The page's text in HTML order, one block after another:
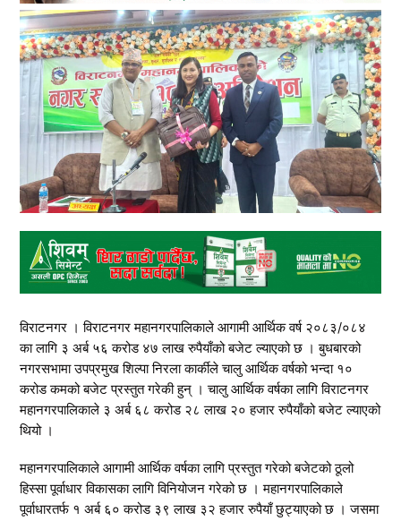
विराटनगर । विराटनगर महानगरपालिकाले आगामी आर्थिक वर्ष २०८३/०८४
का लागि ३ अर्ब ५६ करोड ४७ लाख रुपैयाँको बजेट ल्याएको छ । बुधबारको
नगरसभामा उपप्रमुख शिल्पा निरला कार्कीले चालु आर्थिक वर्षको भन्दा १०
करोड कमको बजेट प्रस्तुत गरेकी हुन् । चालु आर्थिक वर्षका लागि विराटनगर
महानगरपालिकाले ३ अर्ब ६८ करोड २८ लाख २० हजार रुपैयाँको बजेट ल्याएको
थियो ।
महानगरपालिकाले आगामी आर्थिक वर्षका लागि प्रस्तुत गरेको बजेटको ठूलो
हिस्सा पूर्वाधार विकासका लागि विनियोजन गरेको छ । महानगरपालिकाले
पूर्वाधारतर्फ १ अर्ब ६० करोड ३९ लाख ३२ हजार रुपैयाँ छुट्याएको छ । जसमा